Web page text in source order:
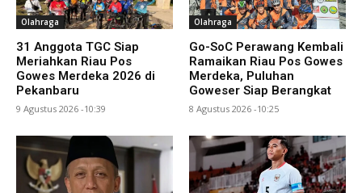
Olahraga
31 Anggota TGC Siap
Meriahkan Riau Pos
Gowes Merdeka 2026 di
Pekanbaru
9 Agustus 2026 -10:39
Olahraga
Go-SoC Perawang Kembali
Ramaikan Riau Pos Gowes
Merdeka, Puluhan
Goweser Siap Berangkat
8 Agustus 2026 -10:25